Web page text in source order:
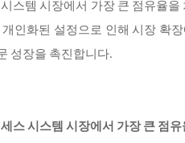
스템 시장에서 가장 큰 점유율을
인화된 설정으로 인해 시장 확
성장을 촉진합니다.
스 시스템 시장에서 가장 큰 점